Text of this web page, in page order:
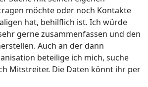
möchte oder noch Kontakte
hat, behilflich ist. Ich würde
gerne zusammenfassen und den
Auch an der dann
beteilige ich mich, suche
Mitstreiter. Die Daten könnt ihr per